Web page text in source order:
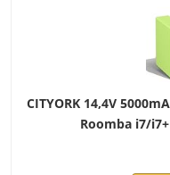
CITYORK 14,4V
Roomba i7/